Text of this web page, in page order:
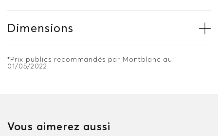
Dimensions
*Prix publics recommandés par Montblanc au
01/05/2022
Vous aimerez aussi